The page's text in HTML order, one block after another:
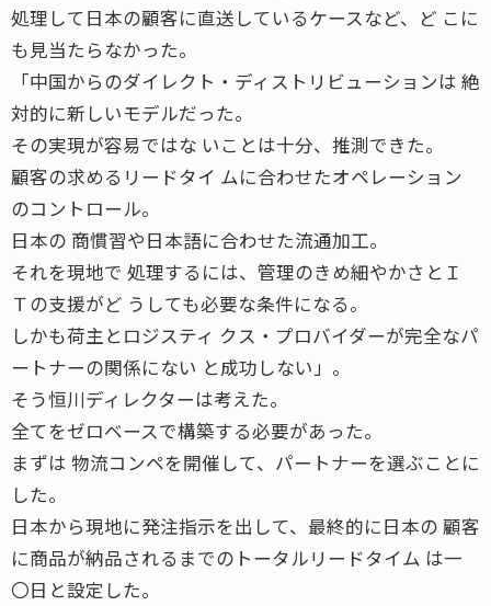
処理して日本の顧客に直送しているケースなど、ど こに
も見当たらなかった。
「中国からのダイレクト・ディストリビューションは 絶
対的に新しいモデルだった。
その実現が容易ではな いことは十分、推測できた。
顧客の求めるリードタイ ムに合わせたオペレーション
のコントロール。
日本の 商慣習や日本語に合わせた流通加工。
それを現地で 処理するには、管理のきめ細やかさとＩ
Ｔの支援がど うしても必要な条件になる。
しかも荷主とロジスティ クス・プロバイダーが完全なパ
ートナーの関係にない と成功しない」。
そう恒川ディレクターは考えた。
全てをゼロベースで構築する必要があった。
まずは 物流コンペを開催して、パートナーを選ぶことに
した。
日本から現地に発注指示を出して、最終的に日本の 顧客
に商品が納品されるまでのトータルリードタイム は一
〇日と設定した。